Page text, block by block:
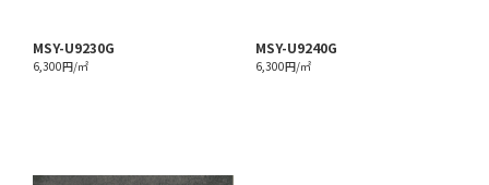
MSY-U9230G
6,300円/㎡
MSY-U9240G
6,300円/㎡